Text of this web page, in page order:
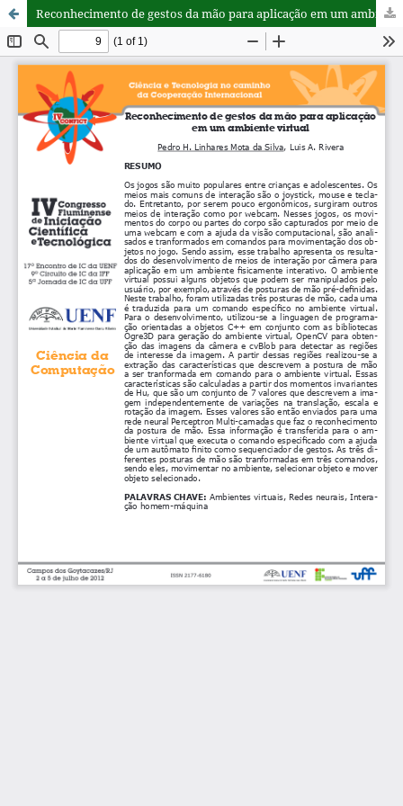
Reconhecimento de gestos da mão para aplicação em um ambiente virtual